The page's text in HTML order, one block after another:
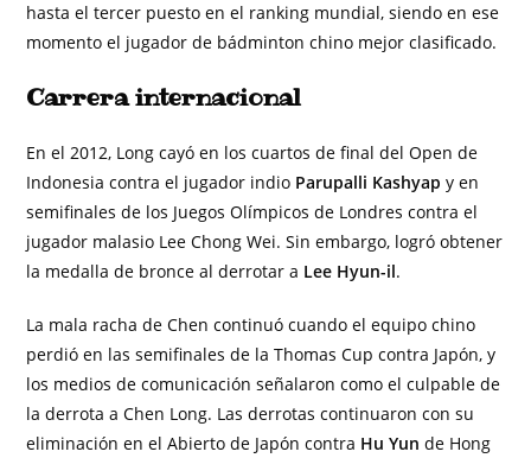
hasta el tercer puesto en el ranking mundial, siendo en ese
momento el jugador de bádminton chino mejor clasificado.
Carrera internacional
En el 2012, Long cayó en los cuartos de final del Open de
Indonesia contra el jugador indio Parupalli Kashyapy en
semifinales de los Juegos Olímpicos de Londres contra el
jugador malasio Lee Chong Wei. Sin embargo, logró obtener
la medalla de bronce al derrotar a Lee Hyun-il.
La mala racha de Chen continuó cuando el equipo chino
perdió en las semifinales de la Thomas Cup contra Japón, y
los medios de comunicación señalaron como el culpable de
la derrota a Chen Long. Las derrotas continuaron con su
eliminación en el Abierto de Japón contra Hu Yun de Hong